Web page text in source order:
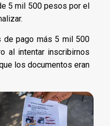
5 mil 500 pesos por el
de pago más 5 mil 500
al intentar inscribirnos
los documentos eran